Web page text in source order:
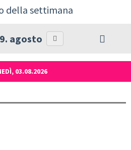
della settimana
agosto
03.08.2026